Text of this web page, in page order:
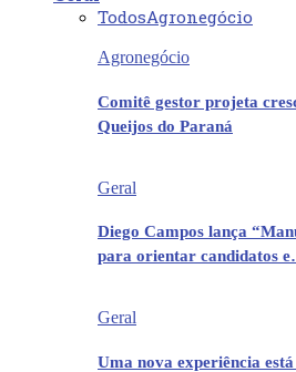
TodosAgronegócio
Agronegócio
Comitê gestor projeta
Queijos do Paraná
Geral
Diego Campos lança
para orientar candidatos
Geral
Uma nova experiência